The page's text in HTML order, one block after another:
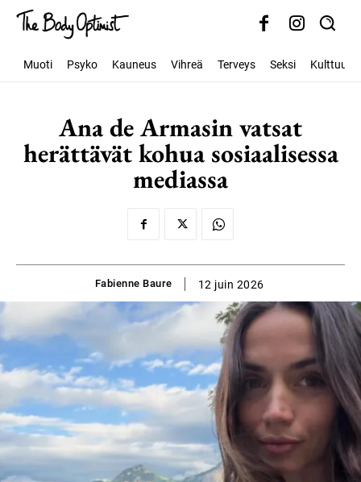
Muoti Psyko Kauneus Vihreä Terveys Seksi Kulttuuri
Ana de Armasin vatsat
herättävät kohua sosiaalisessa
mediassa
Fabienne Baure 12 juin 2026